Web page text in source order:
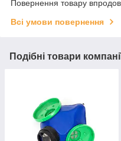
Повернення товару
Всі умови повернення
Подібні товари